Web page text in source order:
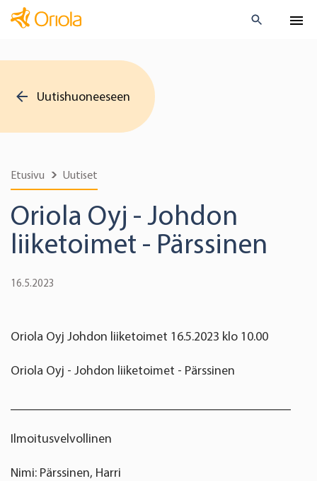
Uutishuoneeseen
Etusivu Uutiset
Oriola Oyj - Johdon
liiketoimet - Pärssinen
16.5.2023
Oriola Oyj Johdon liiketoimet 16.5.2023 klo 10.00
Oriola Oyj - Johdon liiketoimet - Pärssinen
Ilmoitusvelvollinen
Nimi: Pärssinen, Harri